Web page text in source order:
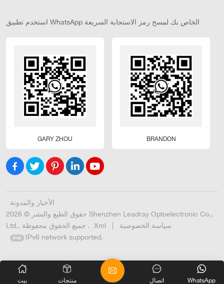
استخدم تطبيق WhatsApp الخاص بك لمسح رمز الاستجابة السريعة
GARY ZHOU BRANDON
الأخبار والمدونة
حقوق الطبع والنشر © 2026 Shenzhen Leadray Optoelectronic Co.,
Ltd.. جميع الحقوق محفوظة . Xml |
سياسة الخصوصية
IPv6 network supported.
بيت منتجات WhatsApp اتصال